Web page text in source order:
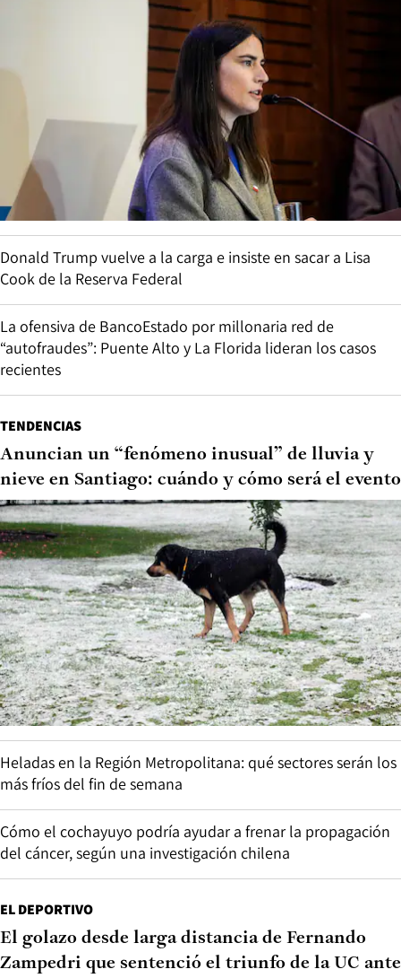
Donald Trump vuelve a la carga e insiste en sacar a Lisa
Cook de la Reserva Federal
La ofensiva de BancoEstado por millonaria red de
“autofraudes”: Puente Alto y La Florida lideran los casos
recientes
TENDENCIAS
Anuncian un “fenómeno inusual” de lluvia y
nieve en Santiago: cuándo y cómo será el evento
Heladas en la Región Metropolitana: qué sectores serán los
más fríos del fin de semana
Cómo el cochayuyo podría ayudar a frenar la propagación
del cáncer, según una investigación chilena
EL DEPORTIVO
El golazo desde larga distancia de Fernando
Zampedri que sentenció el triunfo de la UC ante